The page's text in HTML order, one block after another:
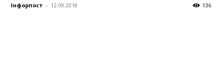
Інфорпост - 12.08.2018 136